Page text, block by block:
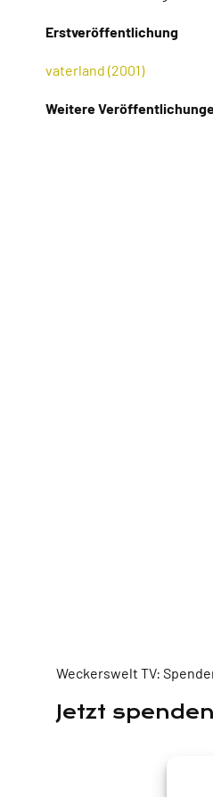
Erstveröffentlichung
vaterland (2001)
Weitere
Weckerswelt TV:
Jetzt spenden